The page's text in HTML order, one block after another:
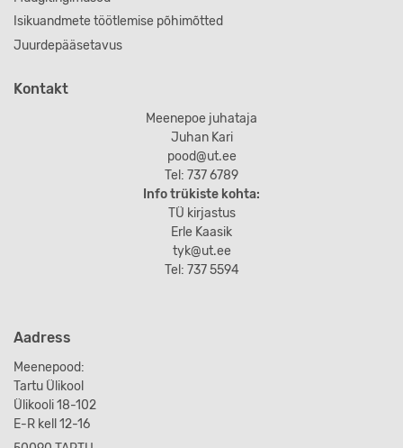
Isikuandmete töötlemise põhimõtted
Juurdepääsetavus
Kontakt
Meenepoe juhataja
Juhan Kari
pood@ut.ee
Tel: 737 6789
Info trükiste kohta:
TÜ kirjastus
Erle Kaasik
tyk@ut.ee
Tel: 737 5594
Aadress
Meenepood:
Tartu Ülikool
Ülikooli 18-102
E-R kell 12-16